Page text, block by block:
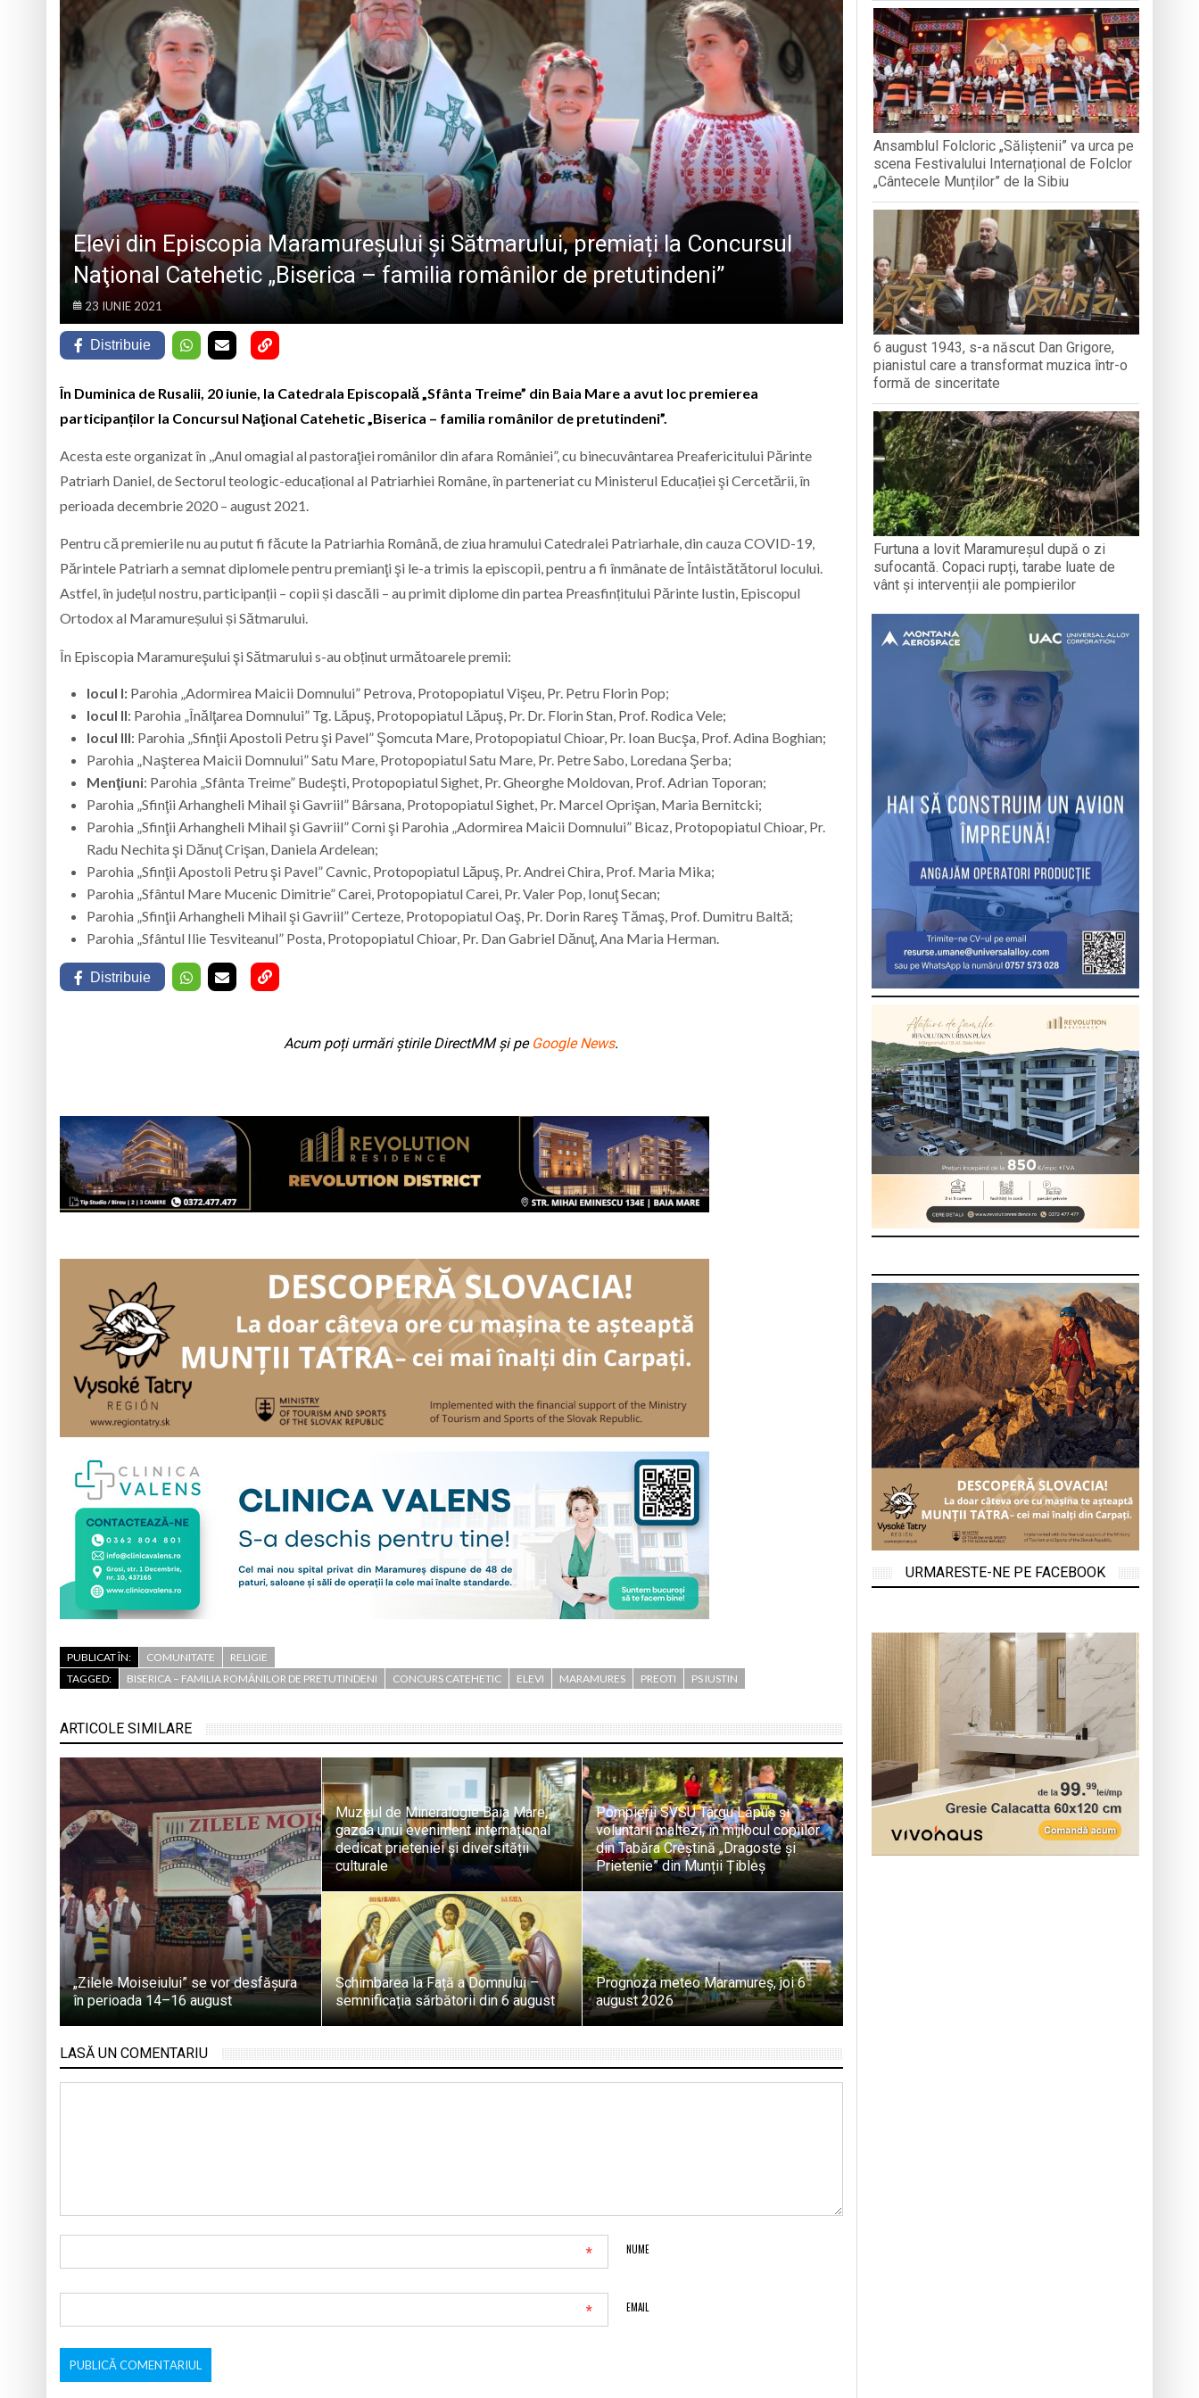
Eveniment special la Baia Mare, la 570 de ani de la moartea lui Iancu de Hunedoara
„Zilele Moiseiului” se vor desfășura în perioada 14–16 august
Biblioteca Municipală „Laurențiu Ulici” din Sighet găzduiește o nouă întâlnire a clubului de carte „Legături Literare”
Muzeul de Mineralogie Baia Mare, gazda unui eveniment internațional dedicat prieteniei și diversității culturale
„CÂNTECELE MUNȚILOR” DE LA SIBIU
DE SINCERITATE
ALE POMPIERILOR
Elevi din Episcopia Maramureșului și Sătmarului, premiați la Concursul
Naţional Catehetic „Biserica – familia românilor de pretutindeni”
23 IUNIE 2021
Distribuie
În Duminica de Rusalii, 20 iunie, la Catedrala Episcopală „Sfânta Treime” din Baia Mare a avut loc premierea
participanților la Concursul Naţional Catehetic „Biserica – familia românilor de pretutindeni”.
Acesta este organizat în ,,Anul omagial al pastoraţiei românilor din afara României”, cu binecuvântarea Preafericitului Părinte
Patriarh Daniel, de Sectorul teologic-educațional al Patriarhiei Române, în parteneriat cu Ministerul Educației şi Cercetării, în
perioada decembrie 2020 – august 2021.
Pentru că premierile nu au putut fi făcute la Patriarhia Română, de ziua hramului Catedralei Patriarhale, din cauza COVID-19,
Părintele Patriarh a semnat diplomele pentru premianţi şi le-a trimis la episcopii, pentru a fi înmânate de Întâistătătorul locului.
Astfel, în județul nostru, participanții – copii și dascăli – au primit diplome din partea Preasfințitului Părinte Iustin, Episcopul
Ortodox al Maramureșului și Sătmarului.
În Episcopia Maramureşului şi Sătmarului s-au obținut următoarele premii:
locul I: Parohia „Adormirea Maicii Domnului” Petrova, Protopopiatul Vişeu, Pr. Petru Florin Pop;
locul II: Parohia „Înălţarea Domnului” Tg. Lăpuş, Protopopiatul Lăpuş, Pr. Dr. Florin Stan, Prof. Rodica Vele;
locul III: Parohia „Sfinţii Apostoli Petru şi Pavel” Şomcuta Mare, Protopopiatul Chioar, Pr. Ioan Bucşa, Prof. Adina Boghian;
Parohia „Naşterea Maicii Domnului” Satu Mare, Protopopiatul Satu Mare, Pr. Petre Sabo, Loredana Şerba;
Menţiuni: Parohia „Sfânta Treime” Budeşti, Protopopiatul Sighet, Pr. Gheorghe Moldovan, Prof. Adrian Toporan;
Parohia „Sfinţii Arhangheli Mihail şi Gavriil” Bârsana, Protopopiatul Sighet, Pr. Marcel Oprişan, Maria Bernitcki;
Parohia „Sfinţii Arhangheli Mihail şi Gavriil” Corni şi Parohia „Adormirea Maicii Domnului” Bicaz, Protopopiatul Chioar, Pr.
Radu Nechita şi Dănuţ Crişan, Daniela Ardelean;
Parohia „Sfinţii Apostoli Petru şi Pavel” Cavnic, Protopopiatul Lăpuş, Pr. Andrei Chira, Prof. Maria Mika;
Parohia „Sfântul Mare Mucenic Dimitrie” Carei, Protopopiatul Carei, Pr. Valer Pop, Ionuţ Secan;
Parohia „Sfinţii Arhangheli Mihail şi Gavriil” Certeze, Protopopiatul Oaş, Pr. Dorin Rareş Tămaş, Prof. Dumitru Baltă;
Parohia „Sfântul Ilie Tesviteanul” Posta, Protopopiatul Chioar, Pr. Dan Gabriel Dănuţ, Ana Maria Herman.
Distribuie
Acum poți urmări știrile DirectMM și pe Google News.
PUBLICAT ÎN: COMUNITATE
RELIGIE
TAGGED:
BISERICA – FAMILIA ROMÂNILOR DE PRETUTINDENI CONCURS CATEHETIC ELEVI MARAMURES PREOTI PS IUSTIN
ARTICOLE SIMILARE
„Zilele Moiseiului” se vor desfășura
în perioada 14–16 august
Muzeul de Mineralogie Baia Mare,
gazda unui eveniment internațional
dedicat prieteniei și diversității
culturale
Pompierii SVSU Târgu Lăpuș și
voluntarii maltezi, în mijlocul copiilor
din Tabăra Creștină „Dragoste și
Prietenie” din Munții Țibleș
Schimbarea la Față a Domnului –
semnificația sărbătorii din 6 august
Prognoza meteo Maramureș, joi 6
august 2026
LASĂ UN COMENTARIU
NUME
*
EMAIL
*
Ansamblul Folcloric „Săliștenii” va urca pe
scena Festivalului Internațional de Folclor
„Cântecele Munților” de la Sibiu
6 august 1943, s-a născut Dan Grigore,
pianistul care a transformat muzica într-o
formă de sinceritate
Furtuna a lovit Maramureșul după o zi
sufocantă. Copaci rupți, tarabe luate de
vânt și intervenții ale pompierilor
URMARESTE-NE PE FACEBOOK